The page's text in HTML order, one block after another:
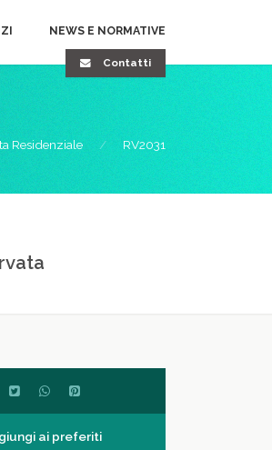
Contatti
NEWS E NORMATIVE
Residenziale RV2031
ai preferiti